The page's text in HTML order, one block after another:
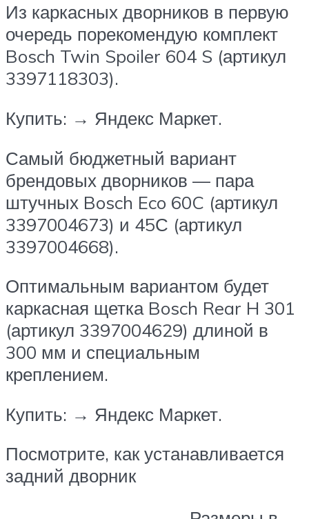
Из каркасных дворников в первую
очередь порекомендую комплект
Bosch Twin Spoiler 604 S (артикул
3397118303).
Купить: → Яндекс Маркет.
Самый бюджетный вариант
брендовых дворников — пара
штучных Bosch Eco 60C (артикул
3397004673) и 45С (артикул
3397004668).
Оптимальным вариантом будет
каркасная щетка Bosch Rear H 301
(артикул 3397004629) длиной в
300 мм и специальным
креплением.
Купить: → Яндекс Маркет.
Посмотрите, как устанавливается
задний дворник